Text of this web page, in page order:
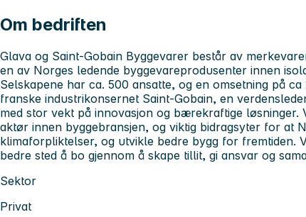
Om bedriften
Glava og Saint-Gobain Byggevarer består av
en av Norges ledende byggevareprodusenter innen
Selskapene har ca. 500 ansatte, og en omsetning på
franske industrikonsernet Saint-Gobain, en
med stor vekt på innovasjon og bærekraftige løsninger.
aktør innen byggebransjen, og viktig bidragsyter for at
klimaforpliktelser, og utvikle bedre bygg for fremtiden.
bedre sted å bo gjennom å skape tillit, gi ansvar og
Sektor
Privat